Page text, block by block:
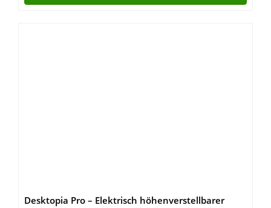
Desktopia Pro – Elektrisch höhenverstellbarer